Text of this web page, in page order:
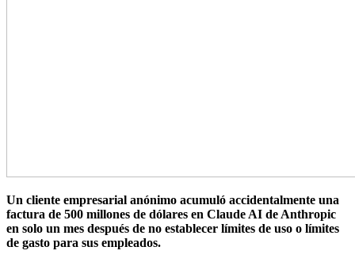
Un cliente empresarial anónimo acumuló accidentalmente una
factura de 500 millones de dólares en Claude AI de Anthropic
en solo un mes después de no establecer límites de uso o límites
de gasto para sus empleados.